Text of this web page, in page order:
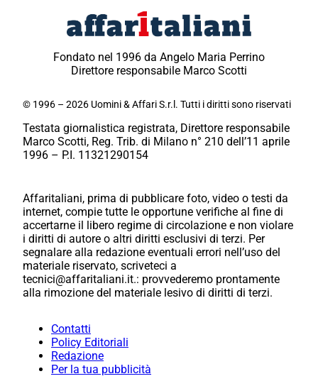
Fondato nel 1996 da Angelo Maria Perrino
Direttore responsabile Marco Scotti
© 1996 – 2026 Uomini & Affari S.r.l. Tutti i diritti sono riservati
Testata giornalistica registrata, Direttore responsabile
Marco Scotti, Reg. Trib. di Milano n° 210 dell’11 aprile
1996 – P.I. 11321290154
Affaritaliani, prima di pubblicare foto, video o testi da
internet, compie tutte le opportune verifiche al fine di
accertarne il libero regime di circolazione e non violare
i diritti di autore o altri diritti esclusivi di terzi. Per
segnalare alla redazione eventuali errori nell’uso del
materiale riservato, scriveteci a
tecnici@affaritaliani.it.: provvederemo prontamente
alla rimozione del materiale lesivo di diritti di terzi.
Contatti
Policy Editoriali
Redazione
Per la tua pubblicità